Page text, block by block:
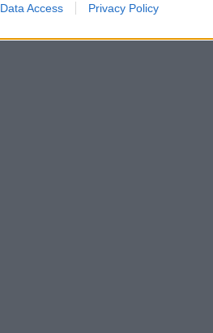
Data Access Privacy Policy